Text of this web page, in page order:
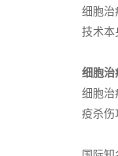
细胞治
技术本
细胞治
细胞治
疫杀伤